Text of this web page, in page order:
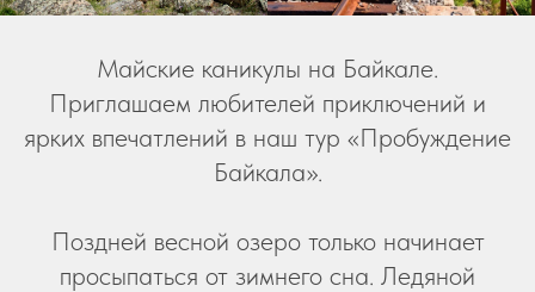
Майские каникулы на Байкале.
Приглашаем любителей приключений и
ярких впечатлений в наш тур «Пробуждение
Байкала».
Поздней весной озеро только начинает
просыпаться от зимнего сна. Ледяной